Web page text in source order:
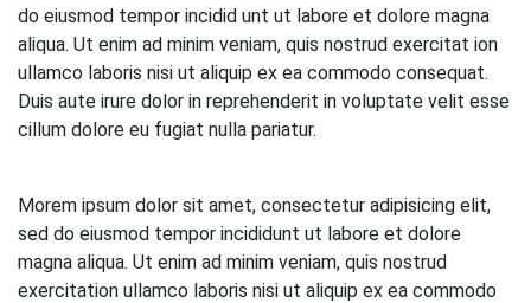
do eiusmod tempor incidid unt ut labore et dolore magna
aliqua. Ut enim ad minim veniam, quis nostrud exercitat ion
ullamco laboris nisi ut aliquip ex ea commodo consequat.
Duis aute irure dolor in reprehenderit in voluptate velit esse
cillum dolore eu fugiat nulla pariatur.
Morem ipsum dolor sit amet, consectetur adipisicing elit,
sed do eiusmod tempor incididunt ut labore et dolore
magna aliqua. Ut enim ad minim veniam, quis nostrud
exercitation ullamco laboris nisi ut aliquip ex ea commodo